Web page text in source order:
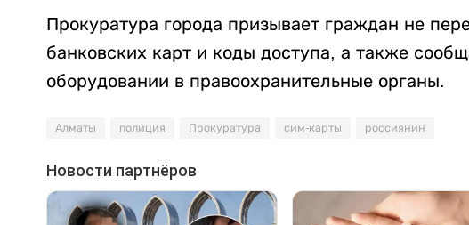
Прокуратура города призывает граждан не
банковских карт и коды доступа, а также
оборудовании в правоохранительные органы.
Алматы полиция Прокуратура сим-карты россиянин